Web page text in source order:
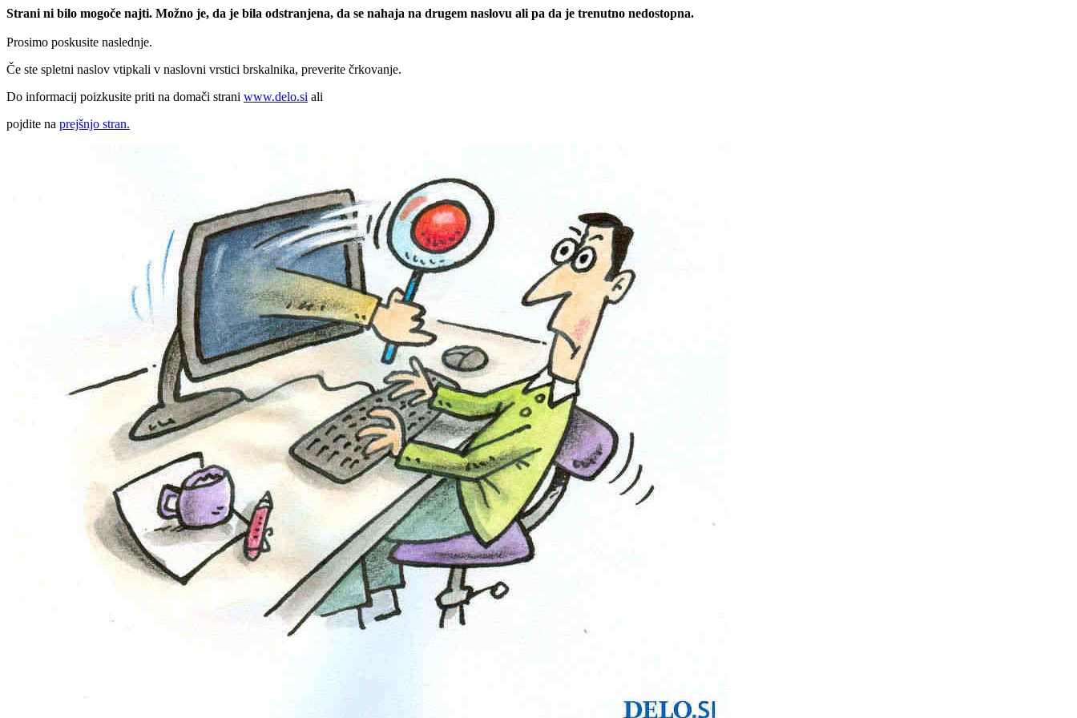
Strani ni bilo mogoče najti. Možno je, da je bila odstranjena, da se nahaja na drugem naslovu ali pa da je trenutno nedostopna.
Prosimo poskusite naslednje.
Če ste spletni naslov vtipkali v naslovni vrstici brskalnika, preverite črkovanje.
Do informacij poizkusite priti na domači strani www.delo.si ali
pojdite na prejšnjo stran.